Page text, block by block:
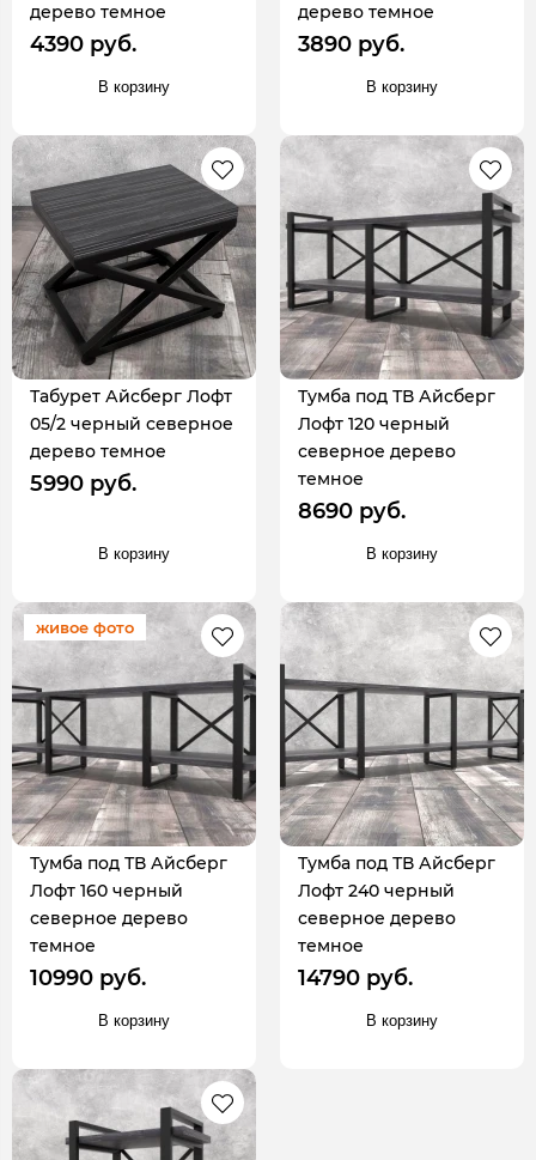
дерево темное
4390 руб.
В корзину
дерево темное
3890 руб.
В корзину
Табурет Айсберг Лофт
05/2 черный северное
дерево темное
5990 руб.
В корзину
Тумба под ТВ Айсберг
Лофт 120 черный
северное дерево
темное
8690 руб.
В корзину
живое фото
Тумба под ТВ Айсберг
Лофт 160 черный
северное дерево
темное
10990 руб.
В корзину
Тумба под ТВ Айсберг
Лофт 240 черный
северное дерево
темное
14790 руб.
В корзину